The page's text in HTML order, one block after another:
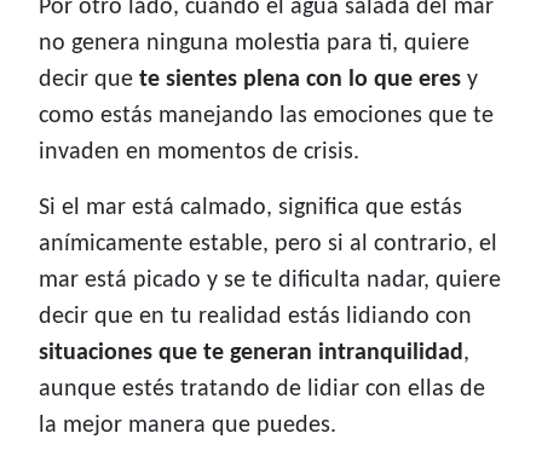
Por otro lado, cuando el agua salada del mar
no genera ninguna molestia para ti, quiere
decir que te sientes plena con lo que eres y
como estás manejando las emociones que te
invaden en momentos de crisis.
Si el mar está calmado, significa que estás
anímicamente estable, pero si al contrario, el
mar está picado y se te dificulta nadar, quiere
decir que en tu realidad estás lidiando con
situaciones que te generan intranquilidad,
aunque estés tratando de lidiar con ellas de
la mejor manera que puedes.